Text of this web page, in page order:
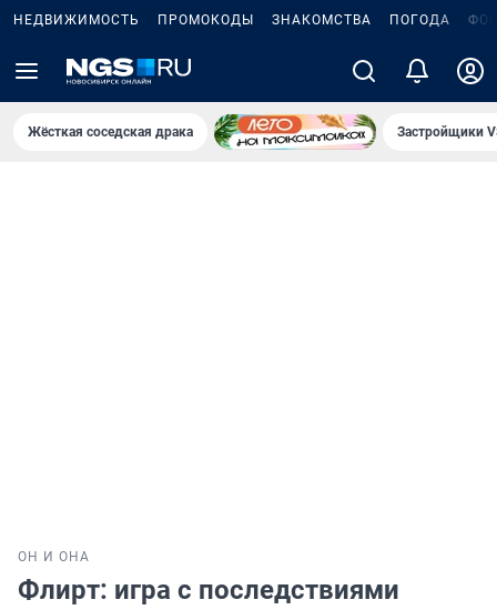
НЕДВИЖИМОСТЬ ПРОМОКОДЫ ЗНАКОМСТВА ПОГОДА
Жёсткая соседская драка Застройщики
ОН И ОНА
Флирт: игра с последствиями